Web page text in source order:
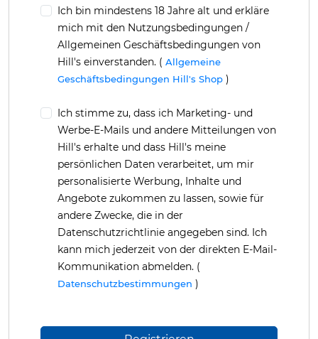
Ich bin mindestens 18 Jahre alt und erkläre
mich mit den Nutzungsbedingungen /
Allgemeinen Geschäftsbedingungen von
Hill's einverstanden. ( Allgemeine
Geschäftsbedingungen Hill's Shop )
Ich stimme zu, dass ich Marketing- und
Werbe-E-Mails und andere Mitteilungen von
Hill's erhalte und dass Hill's meine
persönlichen Daten verarbeitet, um mir
personalisierte Werbung, Inhalte und
Angebote zukommen zu lassen, sowie für
andere Zwecke, die in der
Datenschutzrichtlinie angegeben sind. Ich
kann mich jederzeit von der direkten E-Mail-
Kommunikation abmelden. (
Datenschutzbestimmungen )